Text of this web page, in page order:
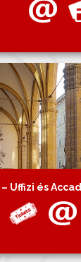
– Uffizi és